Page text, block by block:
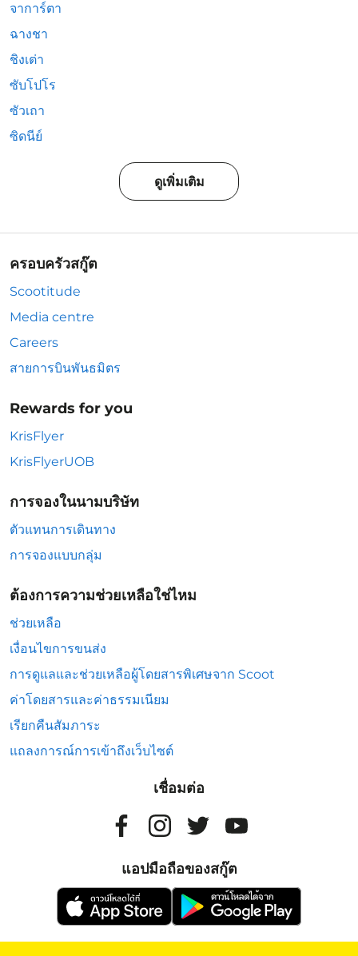
จาการ์ตา
ฉางชา
ชิงเต่า
ซับโปโร
ซัวเถา
ซิดนีย์
ดูเพิ่มเติม
ครอบครัวสกู๊ต
Scootitude
Media centre
Careers
สายการบินพันธมิตร
Rewards for you
KrisFlyer
KrisFlyerUOB
การจองในนามบริษัท
ตัวแทนการเดินทาง
การจองแบบกลุ่ม
ต้องการความช่วยเหลือใช่ไหม
ช่วยเหลือ
เงื่อนไขการขนส่ง
การดูแลและช่วยเหลือผู้โดยสารพิเศษจาก Scoot
ค่าโดยสารและค่าธรรมเนียม
เรียกคืนสัมภาระ
แถลงการณ์การเข้าถึงเว็บไซต์
เชื่อมต่อ
แอปมือถือของสกู๊ต